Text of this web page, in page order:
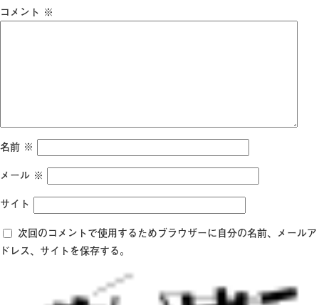
コメント ※
名前 ※
メール ※
サイト
次回のコメントで使用するためブラウザーに自分の名前、メールア
ドレス、サイトを保存する。